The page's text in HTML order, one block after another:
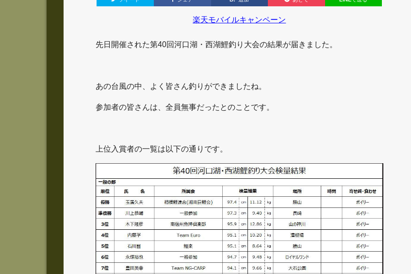
楽天モバイルキャンペーン
先日開催された第40回河口湖・西湖鯉釣り大会の結果が届きました。
あの台風の中、よく皆さん釣りができましたね。
参加者の皆さんは、全員無事だったとのことです。
上位入賞者の一覧は以下の通りです。